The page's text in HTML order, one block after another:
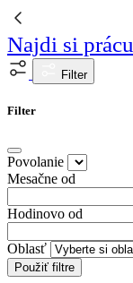
Najdi si prácu
Filter
Filter
Povolanie
Mesačne od
Hodinovo od
Oblasť
Použiť filtre